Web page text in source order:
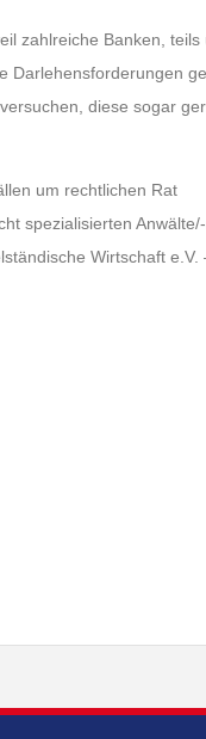
zahlreiche Banken, teils
Darlehensforderungen
diese sogar
um rechtlichen Rat
spezialisierten
Wirtschaft e.V.